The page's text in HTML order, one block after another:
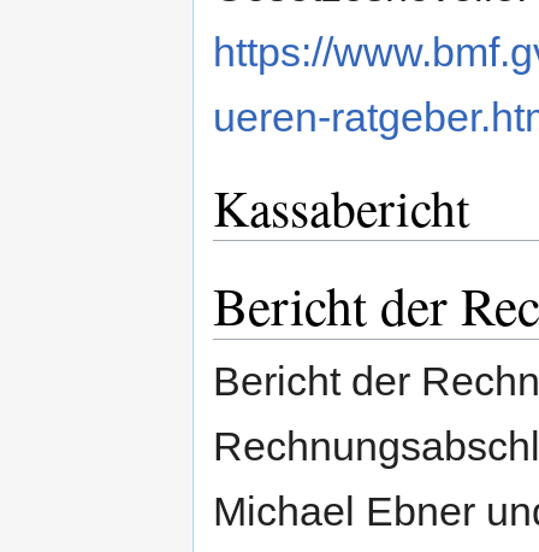
https://
ueren-
Kassabericht
Bericht der
Bericht der
Michael Ebner